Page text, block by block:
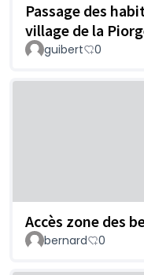
Passage des
village de la
guibert 0
Accès zone des
bernard 0